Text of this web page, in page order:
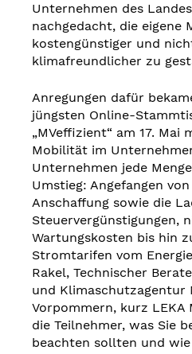
Unternehmen des
nachgedacht, die eigene
kostengünstiger und
klimafreundlicher zu
Anregungen dafür
jüngsten Online-
„MVeffizient“ am 17. Mai
Mobilität im
Unternehmen jede
Umstieg: Angefangen
Anschaffung sowie die
Steuervergünstigungen,
Wartungskosten bis hin
Stromtarifen vom
Rakel, Technischer
und Klimaschutzagentur
Vorpommern, kurz LEKA
die Teilnehmer, was Sie
beachten sollten und